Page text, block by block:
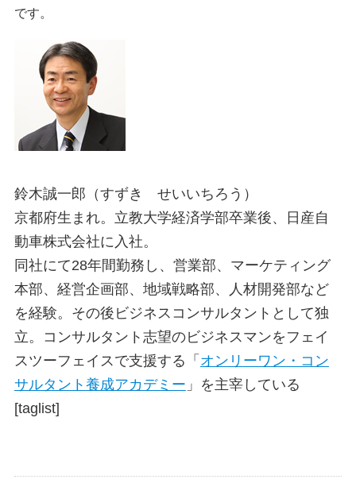
です。
鈴木誠一郎（すずき せいいちろう）
京都府生まれ。立教大学経済学部卒業後、日産自
動車株式会社に入社。
同社にて28年間勤務し、営業部、マーケティング
本部、経営企画部、地域戦略部、人材開発部など
を経験。その後ビジネスコンサルタントとして独
立。コンサルタント志望のビジネスマンをフェイ
スツーフェイスで支援する「 オンリーワン・コン
サルタント養成アカデミー 」を主宰している
[taglist]